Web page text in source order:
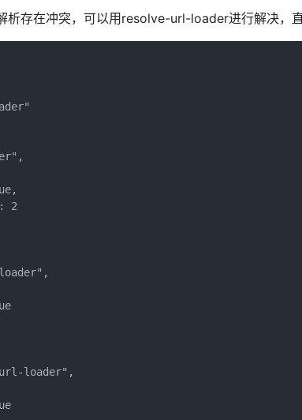
存在冲突，可以用resolve-url-loader进行解决，直
2
loader",